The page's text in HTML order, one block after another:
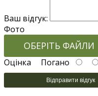
Ваш відгук:
Фото
ОБЕРІТЬ ФАЙЛИ
Оцінка Погано
Відправити відгук